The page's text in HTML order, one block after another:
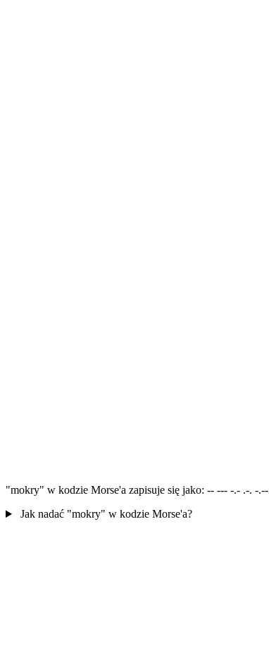
"mokry" w kodzie Morse'a zapisuje się jako: -- --- -.- .-. -
Jak nadać "mokry" w kodzie Morse'a?